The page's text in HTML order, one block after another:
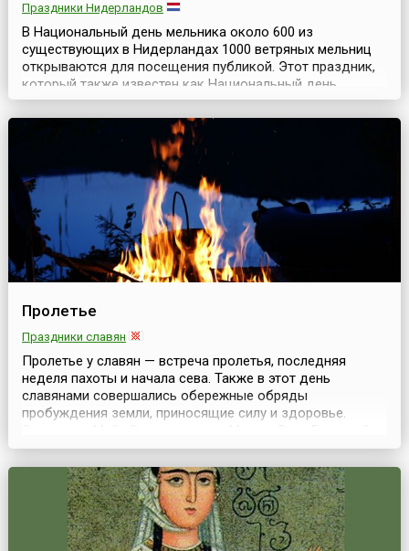
Праздники Нидерландов
В Национальный день мельника около 600 из
существующих в Нидерландах 1000 ветряных мельниц
открываются для посещения публикой. Этот праздник,
который также известен как Национальный день
мельниц, совпадает с Днем велосипедиста, поэтому во
все велосипедные маршруты включаются посещения
ветряных мельниц. Ветряные мельницы — один из
символов Нидерландов, наряду с каналами, тюльпанами,
голландским...
Пролетье
Праздники славян
Пролетье у славян — встреча пролетья, последняя
неделя пахоты и начала сева. Также в этот день
славянами совершались обережные обряды
пробуждения земли, приносящие силу и здоровье.
устраивали ритуал поклонения на Капище богини судеб
Макоши. Также в её честь происходило возжжение
священного огня, знаменующего начало лета. Вообще в
Пролетье было...